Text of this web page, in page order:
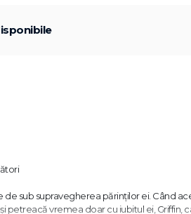
sub supravegherea părinților ei. Când
petreacă vremea doar cu iubitul ei, Griffin,